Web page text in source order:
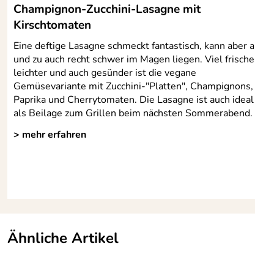
Champignon-Zucchini-Lasagne mit
Kirschtomaten
Eine deftige Lasagne schmeckt fantastisch, kann aber
und zu auch recht schwer im Magen liegen. Viel
leichter und auch gesünder ist die vegane
Gemüsevariante mit Zucchini-"Platten", Champignons,
Paprika und Cherrytomaten. Die Lasagne ist auch ideal
als Beilage zum Grillen beim nächsten Sommerabend.
> mehr erfahren
Ähnliche Artikel